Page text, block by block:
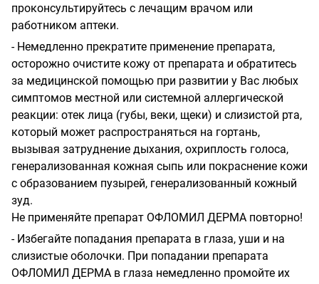
проконсультируйтесь с лечащим врачом или
работником аптеки.
- Немедленно прекратите применение препарата,
осторожно очистите кожу от препарата и обратитесь
за медицинской помощью при развитии у Вас любых
симптомов местной или системной аллергической
реакции: отек лица (губы, веки, щеки) и слизистой рта,
который может распространяться на гортань,
вызывая затруднение дыхания, охриплость голоса,
генерализованная кожная сыпь или покраснение кожи
с образованием пузырей, генерализованный кожный
зуд.
Не применяйте препарат ОФЛОМИЛ ДЕРМА повторно!
- Избегайте попадания препарата в глаза, уши и на
слизистые оболочки. При попадании препарата
ОФЛОМИЛ ДЕРМА в глаза немедленно промойте их